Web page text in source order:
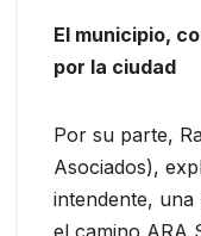
El municipio,
por la ciudad
Por su parte,
Asociados),
intendente,
el camino ARA